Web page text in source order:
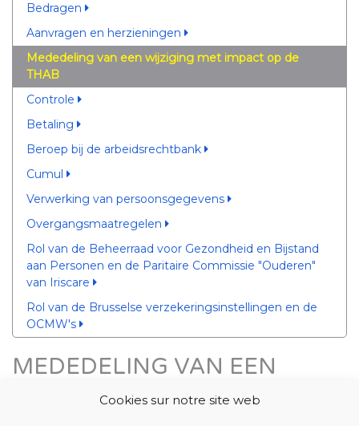
Cookies sur notre site web
Bedragen
Aanvragen en herzieningen
Mededeling van een wijziging met impact op de
THAB
Controle
Betaling
Beroep bij de arbeidsrechtbank
Cumul
Verwerking van persoonsgegevens
Overgangsmaatregelen
Rol van de Beheerraad voor Gezondheid en Bijstand
aan Personen en de Paritaire Commissie "Ouderen"
van Iriscare
Rol van de Brusselse verzekeringsinstellingen en de
OCMW's
MEDEDELING VAN EEN
WIJZIGING MET IMPACT OP